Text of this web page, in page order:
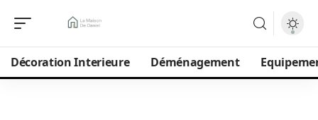
Décoration Interieure Déménagement